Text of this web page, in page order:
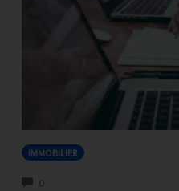
IMMOBILIER
0COMMENTS